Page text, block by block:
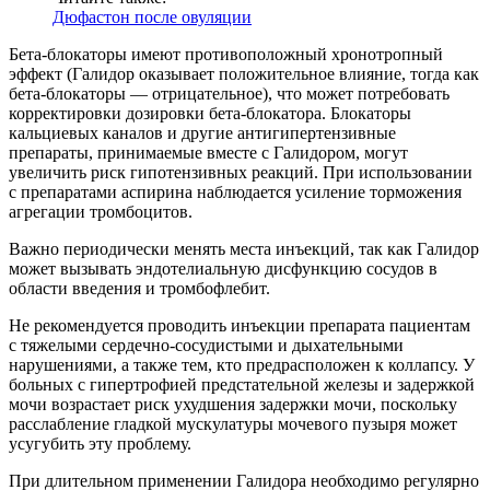
Дюфастон после овуляции
Бета-блокаторы имеют противоположный хронотропный
эффект (Галидор оказывает положительное влияние, тогда как
бета-блокаторы — отрицательное), что может потребовать
корректировки дозировки бета-блокатора. Блокаторы
кальциевых каналов и другие антигипертензивные
препараты, принимаемые вместе с Галидором, могут
увеличить риск гипотензивных реакций. При использовании
с препаратами аспирина наблюдается усиление торможения
агрегации тромбоцитов.
Важно периодически менять места инъекций, так как Галидор
может вызывать эндотелиальную дисфункцию сосудов в
области введения и тромбофлебит.
Не рекомендуется проводить инъекции препарата пациентам
с тяжелыми сердечно-сосудистыми и дыхательными
нарушениями, а также тем, кто предрасположен к коллапсу. У
больных с гипертрофией предстательной железы и задержкой
мочи возрастает риск ухудшения задержки мочи, поскольку
расслабление гладкой мускулатуры мочевого пузыря может
усугубить эту проблему.
При длительном применении Галидора необходимо регулярно